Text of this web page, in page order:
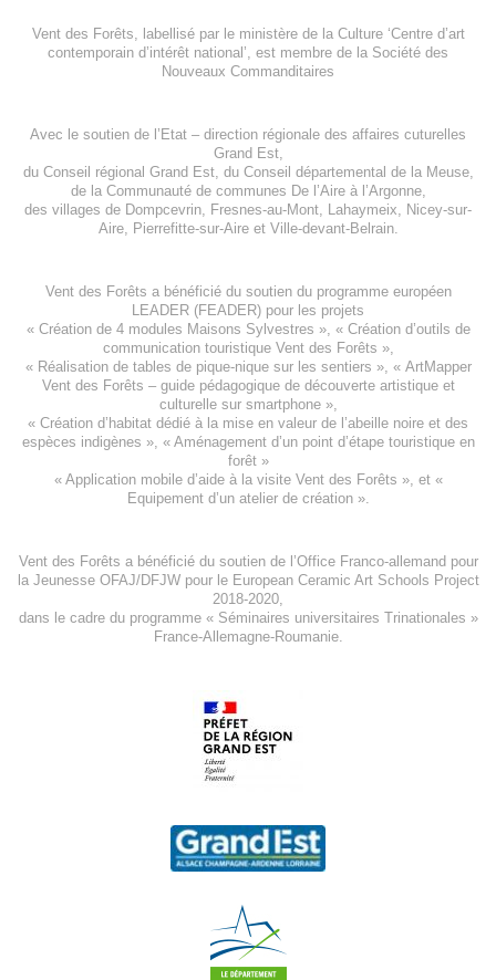
Vent des Forêts, labellisé par le ministère de la Culture ‘Centre d’art
contemporain d’intérêt national’, est membre de la Société des
Nouveaux Commanditaires
Avec le soutien de l’ Etat – direction régionale des affaires cuturelles
Grand Est,
du Conseil régional Grand Est, du Conseil départemental de la Meuse,
de la Communauté de communes De l’Aire à l’Argonne,
des villages de Dompcevrin Fresnes-au-Mont Lahaymeix
Nicey-sur-
Aire, Pierrefitte-sur-Aireet Ville-devant-Belrain.
Vent des Forêts a bénéficié du soutien du programme européen
LEADER (FEADER) pour les projets
« Création de 4 modules Maisons Sylvestres », « Création d’outils de
communication touristique Vent des Forêts »,
« Réalisation de tables de pique-nique sur les sentiers », « ArtMapper
Vent des Forêts – guide pédagogique de découverte artistique et
culturelle sur smartphone »,
« Création d’habitat dédié à la mise en valeur de l’abeille noire et des
espèces indigènes », « Aménagement d’un point d’étape touristique en
forêt»
« Application mobile d’aide à la visite Vent des Forêts », et «
Equipement d’un atelier de création».
Vent des Forêts a bénéficié du soutien de l’Office Franco-allemand pour
la Jeunesse OFAJ/DFJWpour leEuropean Ceramic Art Schools Project
2018-2020
dans le cadre du programme « Séminaires universitaires Trinationales »
France-Allemagne-Roumanie.